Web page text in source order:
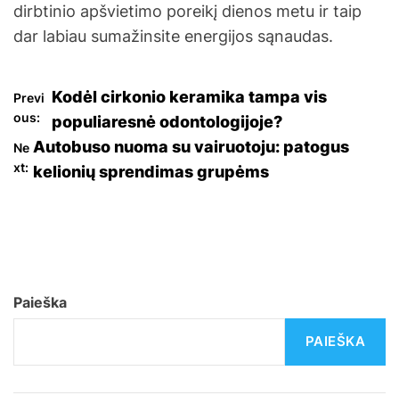
dirbtinio apšvietimo poreikį dienos metu ir taip
dar labiau sumažinsite energijos sąnaudas.
N
a
v
a
i
Previ
ous:
Kodėl cirkonio keramika tampa vis
populiaresnė odontologijoje?
Ne
xt:
Autobuso nuoma su vairuotoju: patogus
kelionių sprendimas grupėms
Paieška
PAIEŠKA